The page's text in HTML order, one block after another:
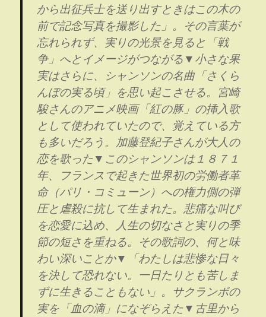
から出征兵士を送り出すときはこの木の
前で記念写真を撮影した」。その言葉が
忘れられず、実りの光景を見ると「戦
争」へとイメージがつながる▼小さな果
実はさらに、シャンソンの名曲「さくら
んぼの実る頃」を思い起こさせる。宮崎
駿さんのアニメ映画「紅の豚」の挿入歌
として使われていたので、覚えている方
も多いだろう。加藤登紀子さんが大人の
恋を歌った▼このシャンソンは１８７１
年、フランスで起きた世界初の労働者革
命（パリ・コミューン）への権力側の弾
圧と虐殺に抗して生まれた。悲痛な叫び
を恋愛に込め、人生の切なさと実りの季
節の短さを重ねる。その歌詞の、何と味
わい深いことか▼「わたしは悲惨な日々
を決して恐れない。一日たりとも苦しま
ずに生きることもない」。サクランボの
実を「血の滴」になぞらえた▼古里から